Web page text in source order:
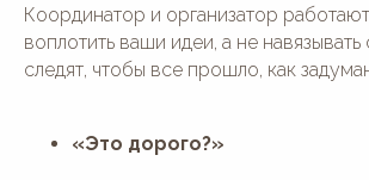
Координатор и организатор
воплотить ваши идеи, а не навязывать
следят, чтобы все прошло, как
«Это дорого?»